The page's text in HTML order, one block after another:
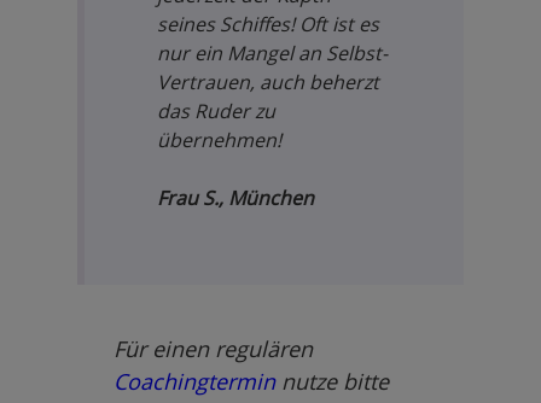
seines Schiffes! Oft ist es
nur ein Mangel an Selbst-
Vertrauen, auch beherzt
das Ruder zu
übernehmen!
Frau S., München
Für einen regulären
Coachingterminnutze bitte